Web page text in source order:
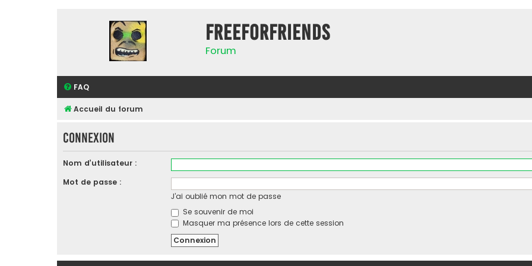
FreeForFriends
Forum
FAQ
Accueil du forum
Connexion
Nom d’utilisateur :
Mot de passe :
J’ai oublié mon mot de passe
Se souvenir de moi
Masquer ma présence lors de cette session